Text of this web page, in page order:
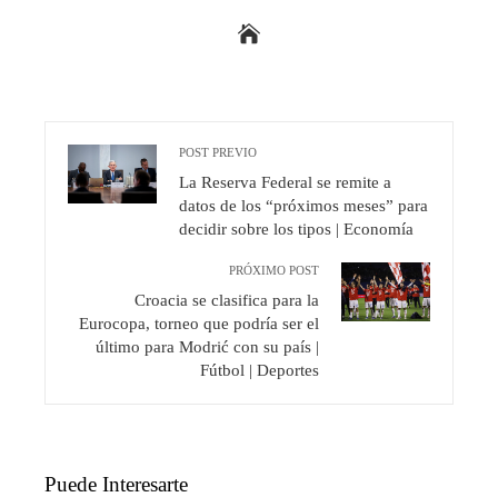
POST PREVIO
La Reserva Federal se remite a
datos de los “próximos meses” para
decidir sobre los tipos | Economía
PRÓXIMO POST
Croacia se clasifica para la
Eurocopa, torneo que podría ser el
último para Modrić con su país |
Fútbol | Deportes
Puede Interesarte